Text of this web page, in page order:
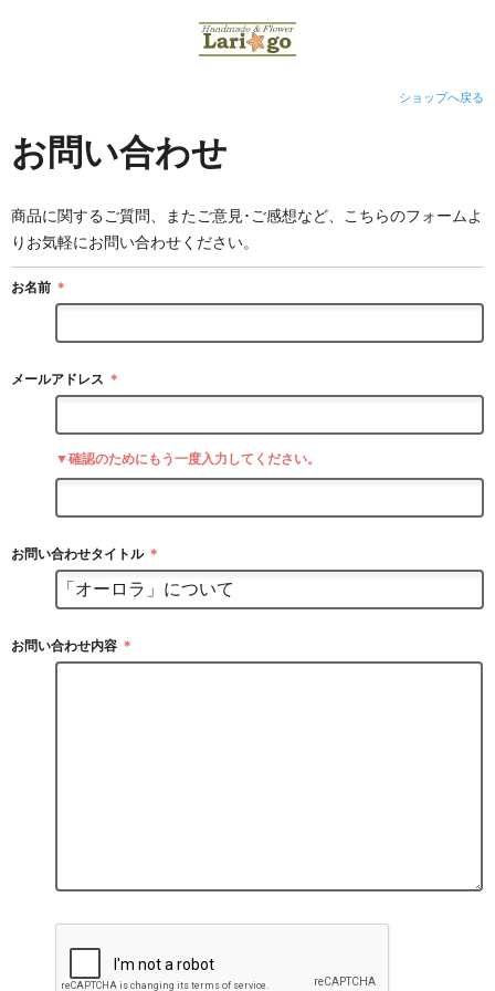
ショップへ戻る
お問い合わせ
商品に関するご質問、またご意見･ご感想など、こちらのフォームよ
りお気軽にお問い合わせください。
お名前 ＊
メールアドレス ＊
▼確認のためにもう一度入力してください。
お問い合わせタイトル ＊
お問い合わせ内容 ＊